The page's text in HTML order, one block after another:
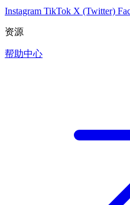
Instagram TikTok X (Twitter)
资源
帮助中心